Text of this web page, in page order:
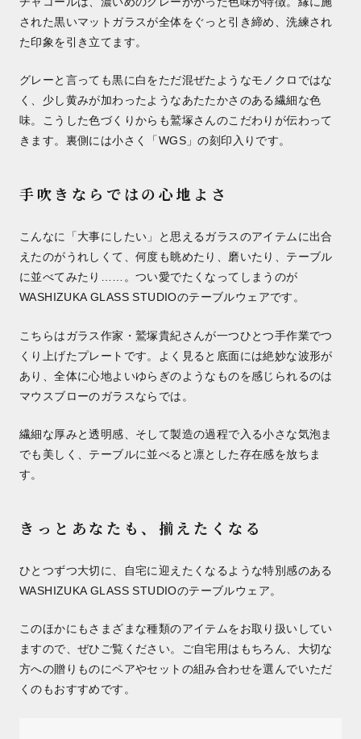
された黒いマットガラスが全体をぐっと引き締め、洗練され
た印象を引き立てます。
グレーと言っても黒に白をただ混ぜたようなモノクロではな
く、少し黄みが加わったようなあたたかさのある繊細な色
味。こうした色づくりからも鷲塚さんのこだわりが伝わって
きます。 裏側には小さく「WGS」の刻印入りです。
手吹きならではの心地よさ
こんなに「大事にしたい」と思えるガラスのアイテムに出合
えたのがうれしくて、何度も眺めたり、磨いたり、テーブル
に並べてみたり……。つい愛でたくなってしまうのが
WASHIZUKA GLASS STUDIOのテーブルウェアです。
こちらはガラス作家・鷲塚貴紀さんが一つひとつ手作業でつ
くり上げたプレートです。よく見ると底面には絶妙な波形が
あり、全体に心地よいゆらぎのようなものを感じられるのは
マウスブローのガラスならでは。
繊細な厚みと透明感、そして製造の過程で入る小さな気泡ま
でも美しく、テーブルに並べると凛とした存在感を放ちま
す。
きっとあなたも、揃えたくなる
ひとつずつ大切に、自宅に迎えたくなるような特別感のある
WASHIZUKA GLASS STUDIOのテーブルウェア。
このほかにもさまざまな種類のアイテムをお取り扱いしてい
ますので、ぜひご覧ください。ご自宅用はもちろん、大切な
方への贈りものにペアやセットの組み合わせを選んでいただ
くのもおすすめです。